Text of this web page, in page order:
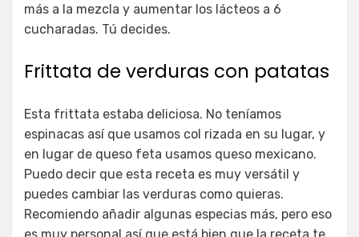
más a la mezcla y aumentar los lácteos a 6
cucharadas. Tú decides.
Frittata de verduras con patatas
Esta frittata estaba deliciosa. No teníamos
espinacas así que usamos col rizada en su lugar, y
en lugar de queso feta usamos queso mexicano.
Puedo decir que esta receta es muy versátil y
puedes cambiar las verduras como quieras.
Recomiendo añadir algunas especias más, pero eso